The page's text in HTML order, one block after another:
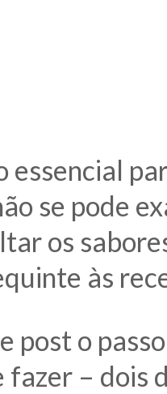
essencial
se pode
os
às
post o
fazer – dois